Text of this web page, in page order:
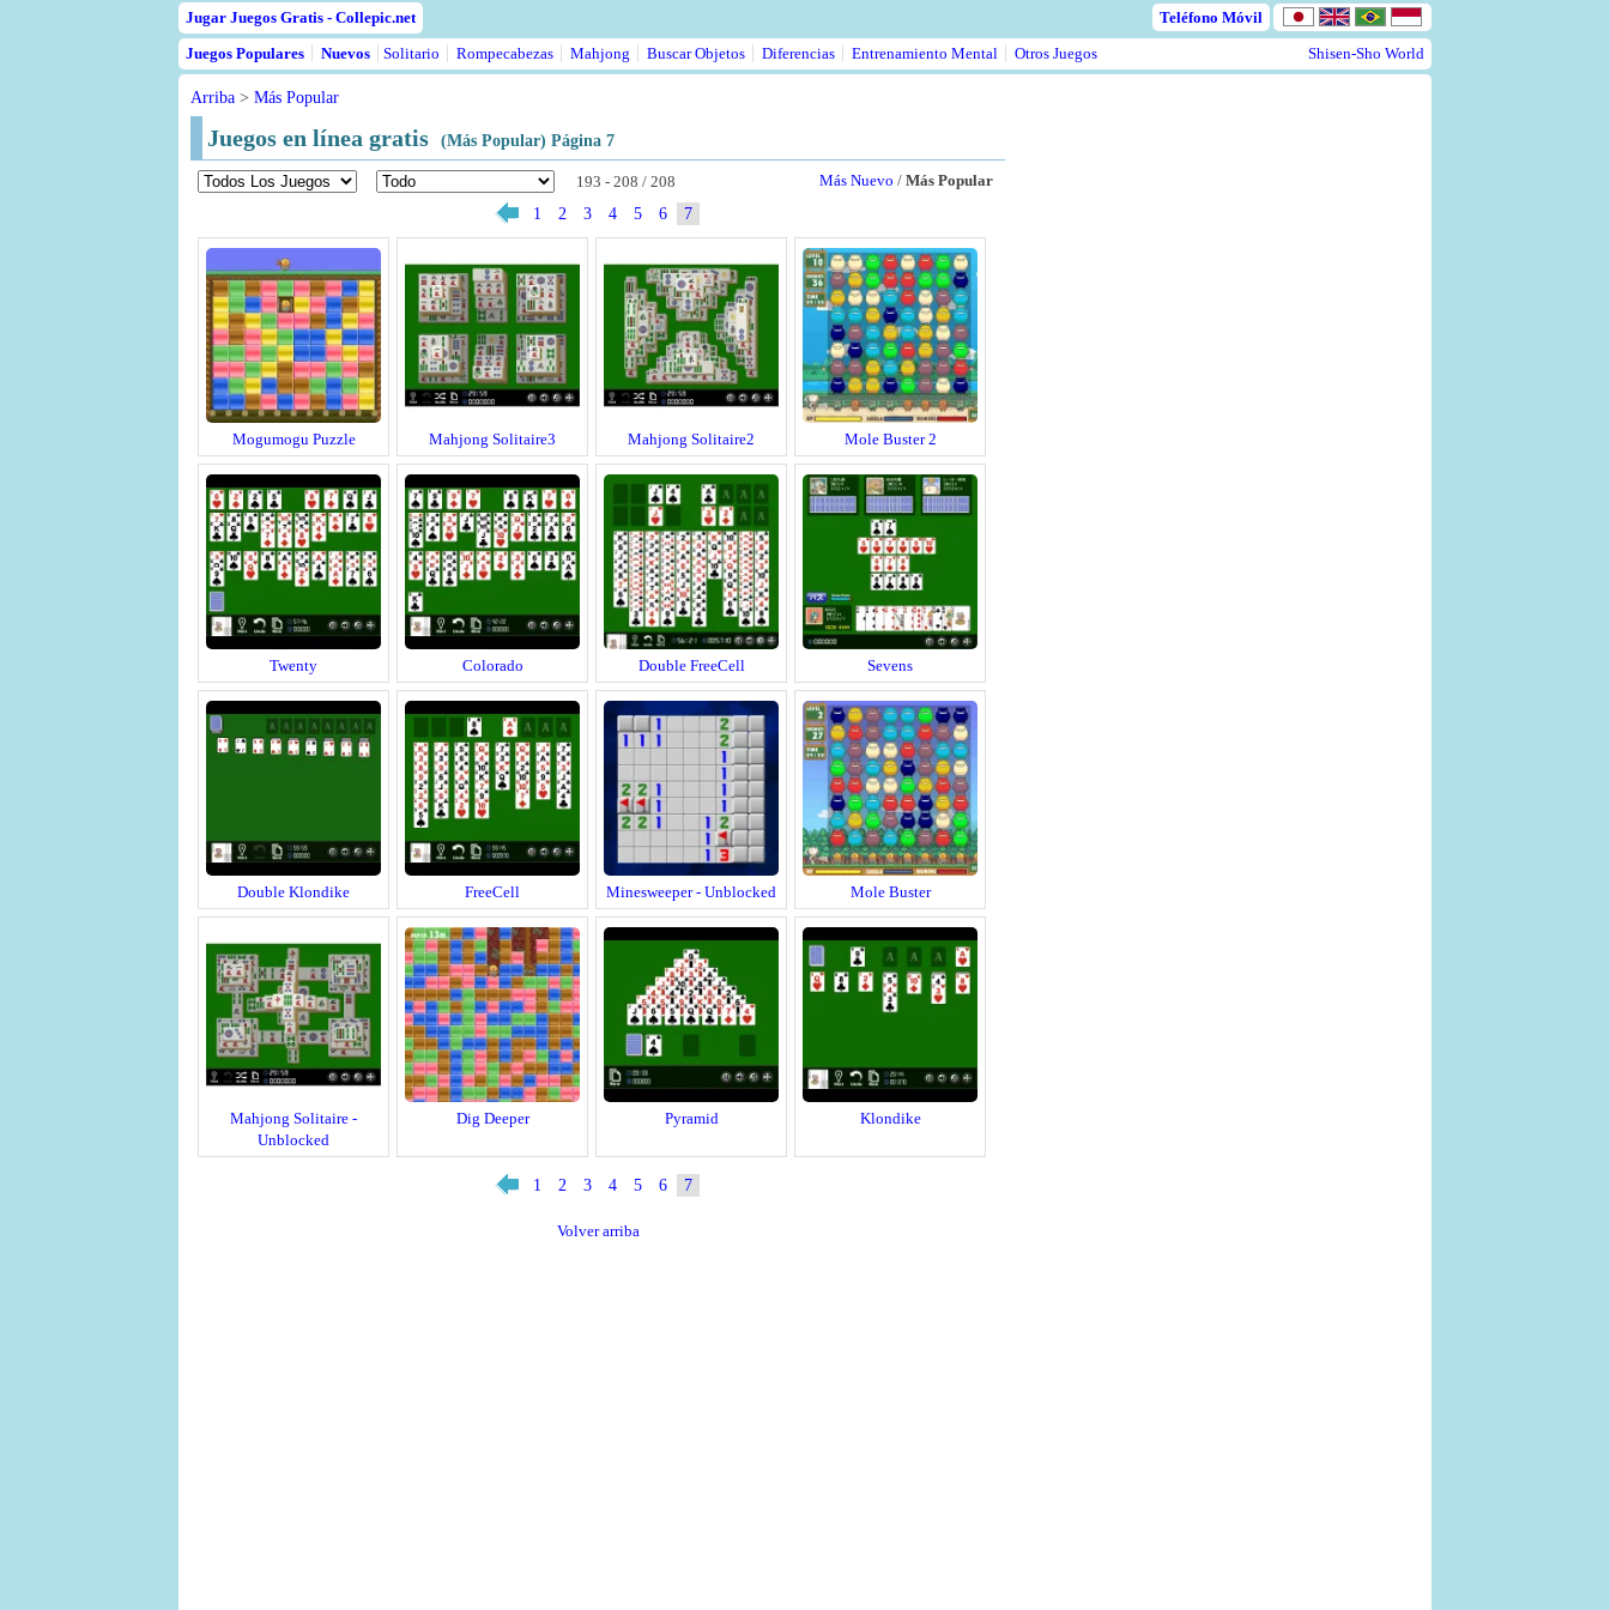
Jugar Juegos Gratis - Collepic.net
Teléfono Móvil
Juegos Populares
Nuevos Solitario Rompecabezas Mahjong Buscar Objetos Diferencias Entrenamiento Mental Otros Juegos Shisen-Sho World
Arriba > Más Popular
Juegos en línea gratis (Más Popular) Página 7
Más Nuevo / Más Popular
193 - 208 / 208
1
2 3 4 5 6 7
Mogumogu Puzzle Mahjong Solitaire3 Mahjong Solitaire2 Mole Buster 2
Twenty Colorado Double FreeCell Sevens
Double Klondike FreeCell Minesweeper - Unblocked Mole Buster
Mahjong Solitaire -
Unblocked
Dig Deeper Pyramid Klondike
1 2 3 4 5 6 7
Volver arriba